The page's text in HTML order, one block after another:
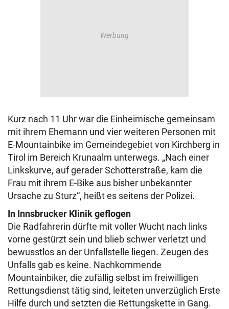
Kurz nach 11 Uhr war die Einheimische gemeinsam
mit ihrem Ehemann und vier weiteren Personen mit
E-Mountainbike im Gemeindegebiet von Kirchberg in
Tirol im Bereich Krunaalm unterwegs. „Nach einer
Linkskurve, auf gerader Schotterstraße, kam die
Frau mit ihrem E-Bike aus bisher unbekannter
Ursache zu Sturz“, heißt es seitens der Polizei.
In Innsbrucker Klinik geflogen
Die Radfahrerin dürfte mit voller Wucht nach links
vorne gestürzt sein und blieb schwer verletzt und
bewusstlos an der Unfallstelle liegen. Zeugen des
Unfalls gab es keine. Nachkommende
Mountainbiker, die zufällig selbst im freiwilligen
Rettungsdienst tätig sind, leiteten unverzüglich Erste
Hilfe durch und setzten die Rettungskette in Gang.